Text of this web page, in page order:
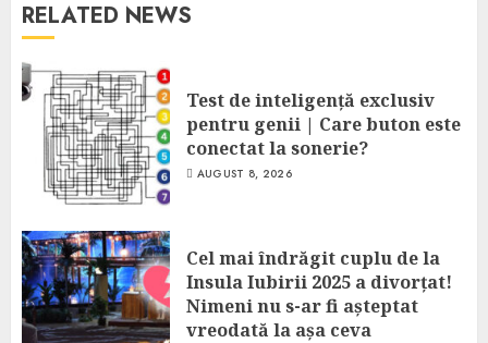
RELATED NEWS
Test de inteligență exclusiv
pentru genii | Care buton este
conectat la sonerie?
AUGUST 8, 2026
Cel mai îndrăgit cuplu de la
Insula Iubirii 2025 a divorțat!
Nimeni nu s-ar fi așteptat
vreodată la așa ceva